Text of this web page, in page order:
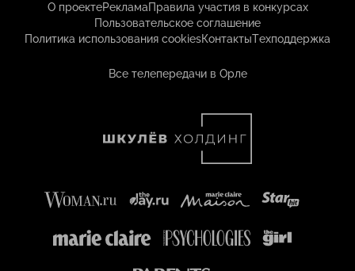
О проектеРекламаПравила участия в конкурсах
Пользовательское соглашение
Политика использования cookiesКонтактыТехподдержка
Все телепередачи в Орле